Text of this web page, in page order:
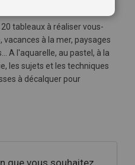
tableaux à réaliser vous-
à la mer, paysages
A l'aquarelle, au pastel, à la
les sujets et les techniques
à décalquer pour
que vous souhaitez